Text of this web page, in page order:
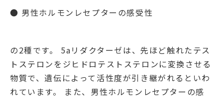
● 男性ホルモンレセプターの感受性
の2種です。 5aリダクターゼは、先ほど触れたテス
トステロンをジヒドロテストステロンに変換させる
物質で、遺伝によって活性度が引き継がれるといわ
れています。 また、男性ホルモンレセプターの感